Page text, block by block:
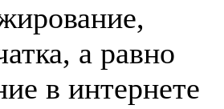
а равно
в интернете